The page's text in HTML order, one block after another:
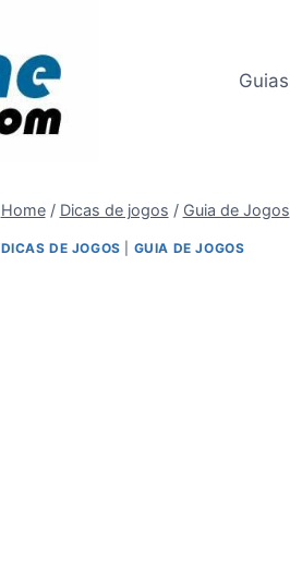
Guias
Home / Dicas de jogos / Guia de Jogos
DICAS DE JOGOS GUIA DE JOGOS